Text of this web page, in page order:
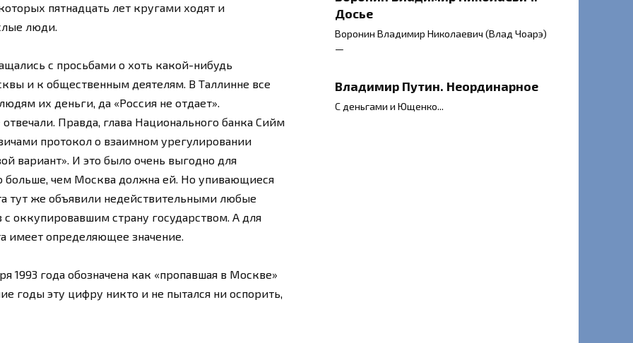
пятнадцать лет кругами ходят и
люди.
с просьбами о хоть какой-нибудь
и к общественным деятелям. В Таллинне все
их деньги, да «Россия не отдает».
Правда, глава Национального банка Сийм
протокол о взаимном урегулировании
вариант». И это было очень выгодно для
больше, чем Москва должна ей. Но упивающиеся
тут же объявили недействительными любые
оккупировавшим страну государством. А для
имеет определяющее значение.
1993 года обозначена как «пропавшая в Москве»
годы эту цифру никто и не пытался ни оспорить,
Досье
Воронин Владимир Николаевич (Влад Чоарэ)
—
Владимир Путин. Неординарное
С деньгами и Ющенко...